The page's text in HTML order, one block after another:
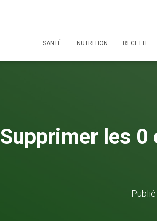
SANTÉ NUTRITION RECETTE
Supprimer les 0